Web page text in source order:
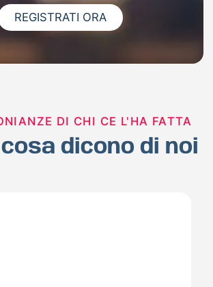
REGISTRATI ORA
DI CHI CE L'HA FATTA
dicono di noi